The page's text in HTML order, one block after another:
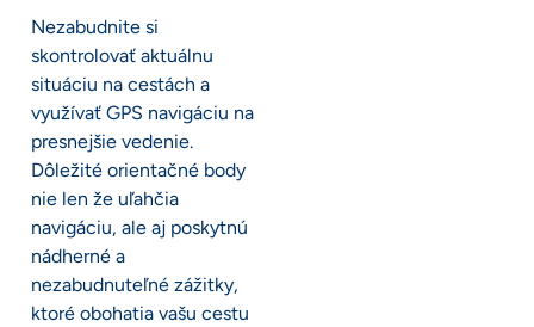
Nezabudnite si
skontrolovať aktuálnu
situáciu na cestách a
využívať GPS navigáciu na
presnejšie vedenie.
Dôležité orientačné body
nie len že uľahčia
navigáciu, ale aj poskytnú
nádherné a
nezabudnuteľné zážitky,
ktoré obohatia vašu cestu